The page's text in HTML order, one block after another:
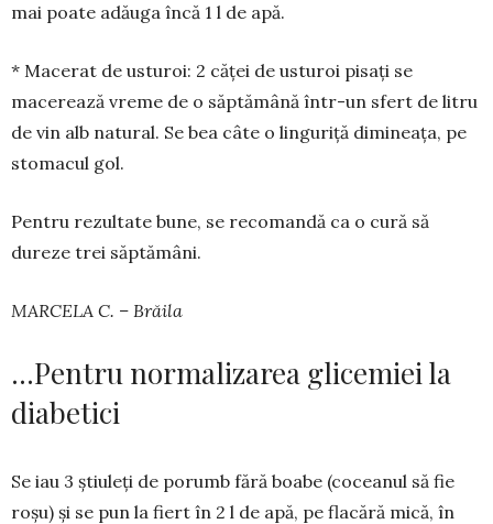
mai poate adăuga încă 1 l de apă.
* Macerat de usturoi: 2 căței de usturoi pisați se
macerează vre­me de o săptămână într-un sfert de litru
de vin alb natural. Se bea câte o linguriță di­mi­neața, pe
stomacul gol.
Pentru rezultate bune, se reco­mandă ca o cură să
dureze trei săptămâni.
MARCELA C. – Brăila
…Pentru normalizarea glicemiei la
diabetici
Se iau 3 știuleți de porumb fără boabe (coceanul să fie
roșu) și se pun la fiert în 2 l de apă, pe flacără mică, în